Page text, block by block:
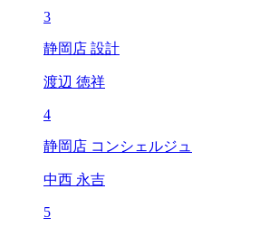
3
静岡店 設計
渡辺 徳祥
4
静岡店 コンシェルジュ
中西 永吉
5